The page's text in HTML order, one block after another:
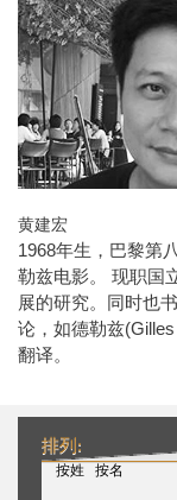
黄建宏
1968年生，巴黎第
勒兹电影。
现职国
展的研究。同时也
论，如德勒兹
翻译。
排列:
按姓
（活动标签） 按名